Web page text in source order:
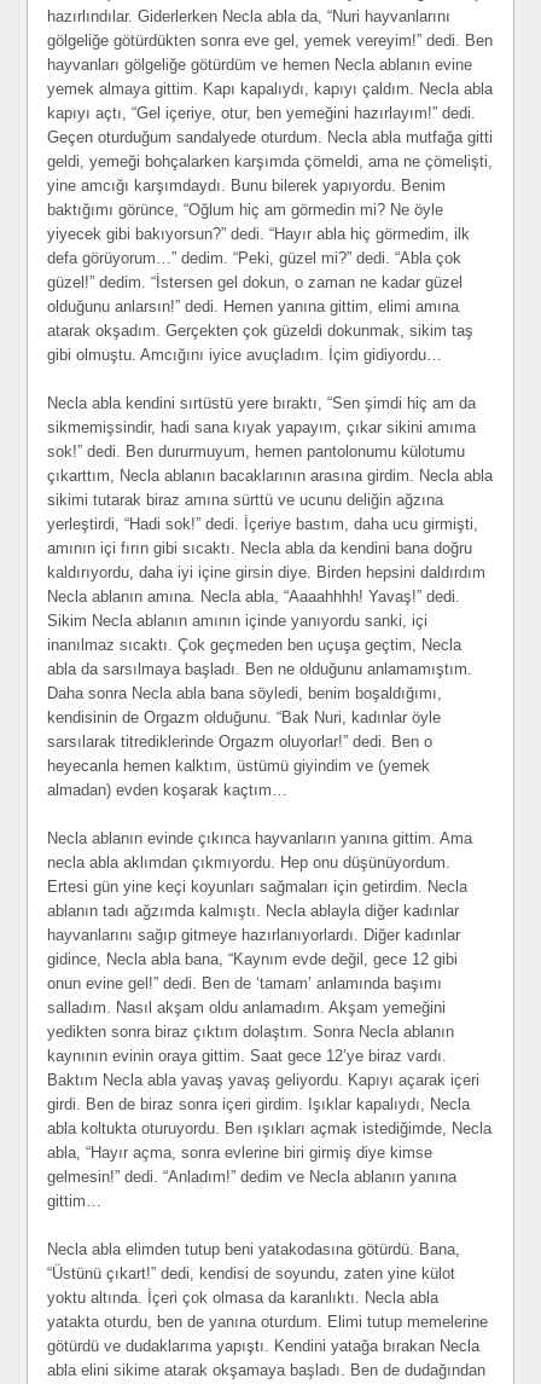
hazırlındılar. Giderlerken Necla abla da, “Nuri hayvanlarını
gölgeliğe götürdükten sonra eve gel, yemek vereyim!” dedi. Ben
hayvanları gölgeliğe götürdüm ve hemen Necla ablanın evine
yemek almaya gittim. Kapı kapalıydı, kapıyı çaldım. Necla abla
kapıyı açtı, “Gel içeriye, otur, ben yemeğini hazırlayım!” dedi.
Geçen oturduğum sandalyede oturdum. Necla abla mutfağa gitti
geldi, yemeği bohçalarken karşımda çömeldi, ama ne çömelişti,
yine amcığı karşımdaydı. Bunu bilerek yapıyordu. Benim
baktığımı görünce, “Oğlum hiç am görmedin mi? Ne öyle
yiyecek gibi bakıyorsun?” dedi. “Hayır abla hiç görmedim, ilk
defa görüyorum…” dedim. “Peki, güzel mi?” dedi. “Abla çok
güzel!” dedim. “İstersen gel dokun, o zaman ne kadar güzel
olduğunu anlarsın!” dedi. Hemen yanına gittim, elimi amına
atarak okşadım. Gerçekten çok güzeldi dokunmak, sikim taş
gibi olmuştu. Amcığını iyice avuçladım. İçim gidiyordu…
Necla abla kendini sırtüstü yere bıraktı, “Sen şimdi hiç am da
sikmemişsindir, hadi sana kıyak yapayım, çıkar sikini amıma
sok!” dedi. Ben dururmuyum, hemen pantolonumu külotumu
çıkarttım, Necla ablanın bacaklarının arasına girdim. Necla abla
sikimi tutarak biraz amına sürttü ve ucunu deliğin ağzına
yerleştirdi, “Hadi sok!” dedi. İçeriye bastım, daha ucu girmişti,
amının içi fırın gibi sıcaktı. Necla abla da kendini bana doğru
kaldırıyordu, daha iyi içine girsin diye. Birden hepsini daldırdım
Necla ablanın amına. Necla abla, “Aaaahhhh! Yavaş!” dedi.
Sikim Necla ablanın amının içinde yanıyordu sanki, içi
inanılmaz sıcaktı. Çok geçmeden ben uçuşa geçtim, Necla
abla da sarsılmaya başladı. Ben ne olduğunu anlamamıştım.
Daha sonra Necla abla bana söyledi, benim boşaldığımı,
kendisinin de Orgazm olduğunu. “Bak Nuri, kadınlar öyle
sarsılarak titrediklerinde Orgazm oluyorlar!” dedi. Ben o
heyecanla hemen kalktım, üstümü giyindim ve (yemek
almadan) evden koşarak kaçtım…
Necla ablanın evinde çıkınca hayvanların yanına gittim. Ama
necla abla aklımdan çıkmıyordu. Hep onu düşünüyordum.
Ertesi gün yine keçi koyunları sağmaları için getirdim. Necla
ablanın tadı ağzımda kalmıştı. Necla ablayla diğer kadınlar
hayvanlarını sağıp gitmeye hazırlanıyorlardı. Diğer kadınlar
gidince, Necla abla bana, “Kaynım evde değil, gece 12 gibi
onun evine gel!” dedi. Ben de ‘tamam’ anlamında başımı
salladım. Nasıl akşam oldu anlamadım. Akşam yemeğini
yedikten sonra biraz çıktım dolaştım. Sonra Necla ablanın
kaynının evinin oraya gittim. Saat gece 12’ye biraz vardı.
Baktım Necla abla yavaş yavaş geliyordu. Kapıyı açarak içeri
girdi. Ben de biraz sonra içeri girdim. Işıklar kapalıydı, Necla
abla koltukta oturuyordu. Ben ışıkları açmak istediğimde, Necla
abla, “Hayır açma, sonra evlerine biri girmiş diye kimse
gelmesin!” dedi. “Anladım!” dedim ve Necla ablanın yanına
gittim…
Necla abla elimden tutup beni yatakodasına götürdü. Bana,
“Üstünü çıkart!” dedi, kendisi de soyundu, zaten yine külot
yoktu altında. İçeri çok olmasa da karanlıktı. Necla abla
yatakta oturdu, ben de yanına oturdum. Elimi tutup memelerine
götürdü ve dudaklarıma yapıştı. Kendini yatağa bırakan Necla
abla elini sikime atarak okşamaya başladı. Ben de dudağından